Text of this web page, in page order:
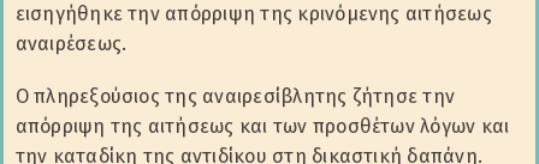
εισηγήθηκε την απόρριψη της κρινόμενης αιτήσεως
αναιρέσεως.
Ο πληρεξούσιος της αναιρεσίβλητης ζήτησε την
απόρριψη της αιτήσεως και των προσθέτων λόγων και
την καταδίκη της αντιδίκου στη δικαστική δαπάνη.